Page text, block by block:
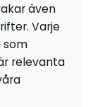
även
Varje
som
relevanta